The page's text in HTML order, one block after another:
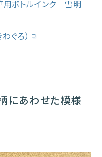
ボトルインク 雪明
ぐろ）
にあわせた模様